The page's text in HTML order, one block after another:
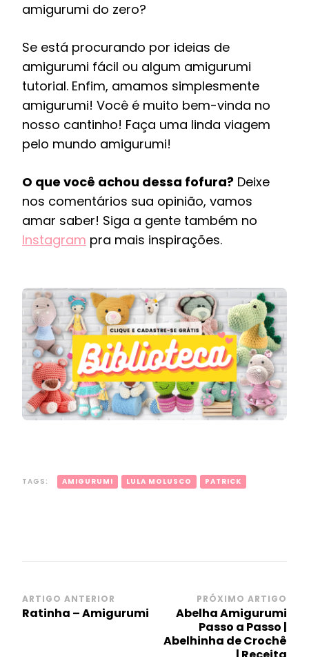
amigurumi do zero?
Se está procurando por ideias de
amigurumi fácil ou algum amigurumi
tutorial. Enfim, amamos simplesmente
amigurumi! Você é muito bem-vinda no
nosso cantinho! Faça uma linda viagem
pelo mundo amigurumi!
O que você achou dessa fofura? Deixe
nos comentários sua opinião, vamos
amar saber! Siga a gente também no
Instagram pra mais inspirações.
TAGS: AMIGURUMI LULA MOLUSCO PATRICK
Navegação
de
ARTIGO ANTERIOR
Ratinha – Amigurumi
PRÓXIMO ARTIGO
Abelha Amigurumi
Passo a Passo |
Abelhinha de Crochê